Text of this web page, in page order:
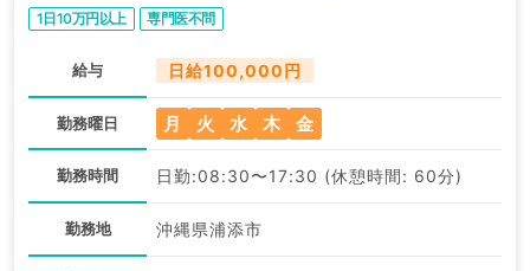
1日10万円以上 専門医不問
給与 日給100,000円
勤務曜日 月 火 水 木 金
勤務時間 日勤:08:30〜17:30 (休憩時間: 60分)
勤務地 沖縄県浦添市